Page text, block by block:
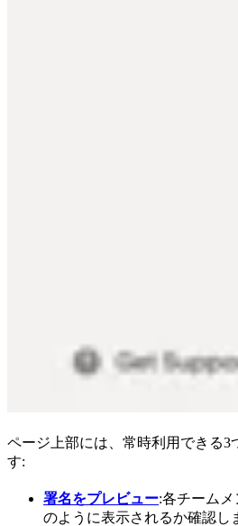
ページ上部には、常時利用できる3
す:
署名をプレビュー:各チーム
のように表示されるか確認し